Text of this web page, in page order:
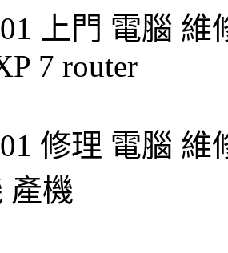
上門 電腦
7 router
修理 電腦
產機